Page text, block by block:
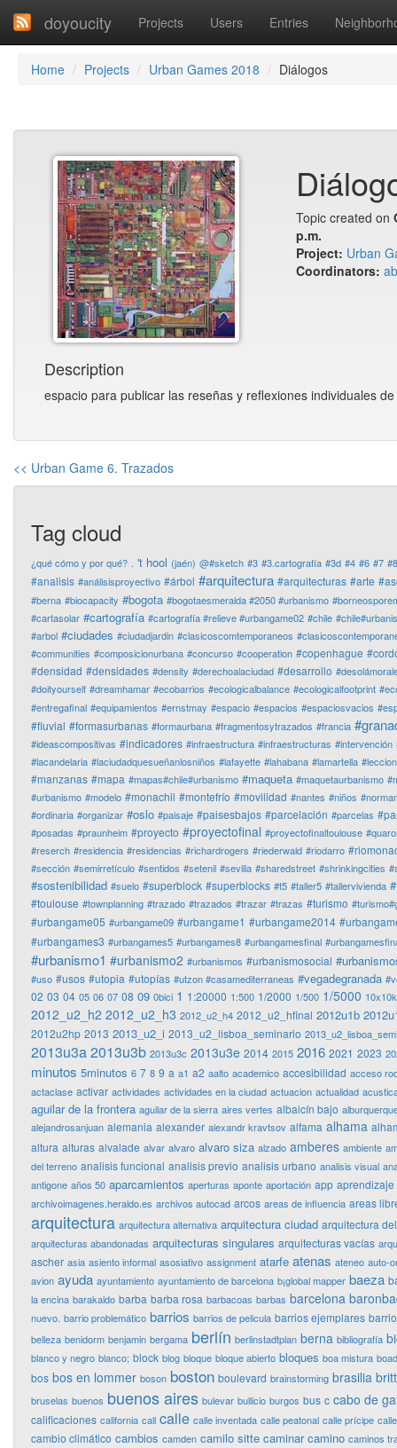
doyoucity Projects Users Entries
Home Projects Urban Games 2018 Diálogos
Topic created on
p.m.
Project: Urban
Coordinators:
Description
espacio para publicar las reseñas y reflexiones individuales
<< Urban Game 6. Trazados
Tag cloud
¿qué cómo y por qué? . 't hool (jaén) @#sketch #3 #3.cartografía #3d #4 #6 #7 #8
#analisis #análisisproyectivo #árbol #arquitectura #arquitecturas #arte
#berna #biocapacity #bogota #bogotaesmeralda #2050 #urbanismo
#cartasolar #cartografía #cartografía #relieve #urbangame02 #chile
#arbol #ciudades #ciudadjardin #clasicoscomtemporaneos
#communities #composicionurbana #concurso #cooperation #copenhague
#densidad #densidades #density #derechoalaciudad #desarrollo
#doityourself #dreamhamar #ecobarrios #ecologicalbalance #ecologicalfootprint
#entregafinal #equipamientos #ernstmay #espacio #espacios #espaciosvacios
#fluvial #formasurbanas #formaurbana #fragmentosytrazados #francia
#ideascompositivas #indicadores #infraestructura #infraestructuras #intervención
#lacandelaria #laciudadquesueñanlosniños #lafayette #lahabana #lamartella
#manzanas #mapa #mapas#chile#urbanismo #maqueta #maquetaurbanismo
#urbanismo #modelo #monachil #montefrío #movilidad #nantes #niños
#ordinaria #organizar #oslo #paisaje #paisesbajos #parcelación #parcelas
#posadas #praunheim #proyecto #proyectofinal #proyectofinaltoulouse
#reserch #residencia #residencias #richardrogers #riederwald #riodarro
#sección #semirretículo #sentidos #setenil #sevilla #sharedstreet #shrinkingcities
#sostenibilidad #suelo #superblock #superblocks #t5 #taller5 #tallervivienda
#toulouse #townplanning #trazado #trazados #trazar #trazas #turismo
#urbangame05 #urbangame09 #urbangame1 #urbangame2014
#urbangames3 #urbangames5 #urbangames8 #urbangamesfinal
#urbanismo1 #urbanismo2 #urbanismos #urbanismosocial
#uso #usos #utopia #utopías #utzon #casamediterraneas #vegadegranada
02 03 04 05 06 07 08 09 0bici 1 1:20000 1:500 1/2000 1/500 1/5000
2012_u2_h2 2012_u2_h3 2012_u2_h4 2012_u2_hfinal 2012u1b
2012u2hp 2013 2013_u2_i 2013_u2_lisboa_seminario
2013u3a2013u3b 2013u3c 2013u3e 2014 2015 2016 2021 2023
minutos 5minutos 6 7 8 9 a a1 a2 aalto academico accesibilidad acceso
actaclase activar actividades actividades en la ciudad actuacion actualidad
aguilar de la frontera aguilar de la sierra aires vertes albaicín bajo
alejandrosanjuan alemania alexander alexandr kravtsov alfama alhama
altura alturas alvalade alvar alvaro alvaro siza alzado amberes ambiente
del terreno analisis funcional analisis previo analisis urbano analisis visual
antigone años 50 aparcamientos aperturas aponte aportación app aprendizaje
archivoimagenes.heraldo.es archivos autocad arcos areas de influencia areas
arquitectura arquitectura alternativa arquitectura ciudad arquitectura
arquitecturas abandonadas arquitecturas singulares arquitecturas vacías
ascher asia asiento informal asosiativo assignment atarfe atenas ateneo auto-
avion ayuda ayuntamiento ayuntamiento de barcelona b¡global mapper baeza
la encina barakaldo barba barba rosa barbacoas barbas barcelona
nuevo. barrio problemático barrios barrios de pelicula barrios ejemplares
belleza benidorm benjamin bergama berlín berlinstadtplan berna bibliografía
blanco y negro blanco; block blog bloque bloque abierto bloques boa mistura
bos bos en lommer boson boston boulevard brainstorming brasilia
bruselas buenos buenos aires bulevar bullicio burgos bus c cabo de
calificaciones california call calle calle inventada calle peatonal calle prícipe
cambio climático cambios camden camilo sitte caminar camino caminos